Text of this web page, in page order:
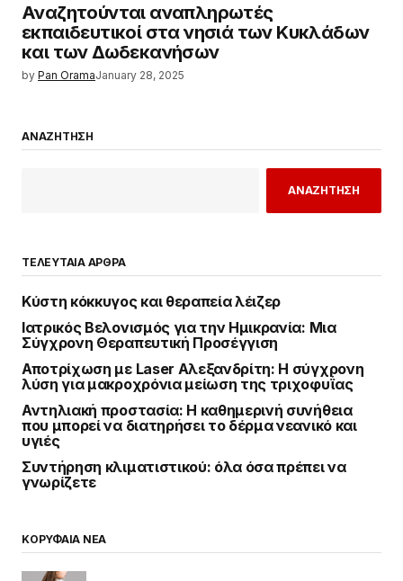
Αναζητούνται αναπληρωτές
εκπαιδευτικοί στα νησιά των Κυκλάδων
και των Δωδεκανήσων
by Pan OramaJanuary 28, 2025
ΑΝΑΖΗΤΗΣΗ
ΑΝΑΖΗΤΗΣΗ
ΤΕΛΕΥΤΑΙΑ ΑΡΘΡΑ
Κύστη κόκκυγος και θεραπεία λέιζερ
Ιατρικός Βελονισμός για την Ημικρανία: Μια
Σύγχρονη Θεραπευτική Προσέγγιση
Αποτρίχωση με Laser Αλεξανδρίτη: Η σύγχρονη
λύση για μακροχρόνια μείωση της τριχοφυΐας
Αντηλιακή προστασία: Η καθημερινή συνήθεια
που μπορεί να διατηρήσει το δέρμα νεανικό και
υγιές
Συντήρηση κλιματιστικού: όλα όσα πρέπει να
γνωρίζετε
ΚΟΡΥΦΑΙΑ ΝΕΑ